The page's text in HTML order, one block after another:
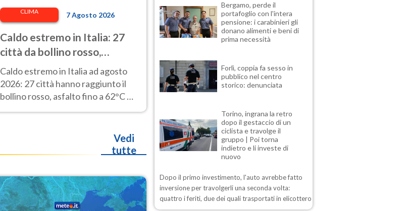
CLIMA 7 Agosto 2026
Caldo estremo in Italia: 27
città da bollino rosso,
asfalto fino a 62° e punte di
48° alla stazione di Napoli
Caldo estremo in Italia ad agosto
2026: 27 città hanno raggiunto il
bollino rosso, asfalto fino a 62°C e
Vedi
tutte
Bergamo, perde il
portafoglio con l'intera
pensione: i carabinieri gli
donano alimenti e beni di
prima necessità
Forlì, coppia fa sesso in
pubblico nel centro
storico: denunciata
Torino, ingrana la retro
dopo il gestaccio di un
ciclista e travolge il
gruppo | Poi torna
indietro e li investe di
nuovo
Dopo il primo investimento, l'auto avrebbe fatto
inversione per travolgerli una seconda volta:
quattro i feriti, due dei quali trasportati in elicottero